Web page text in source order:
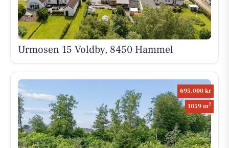
Urmosen 15 Voldby, 8450 Hammel
695.000 kr
1059 m2